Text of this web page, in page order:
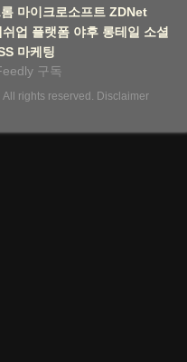
마이크로소프트 ZDNet
업 플랫폼 야후 롱테일 소셜
마케팅
구독
All rights reserved. Disclaimer